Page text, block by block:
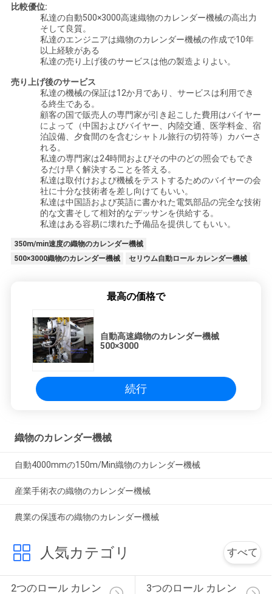
さ
地
PRIVACY
POLICY
比較優位:
私達の自動500×3000高速織物のカレンダー機械の高出力
そして良質。
私達のエンジニアは織物のカレンダー機械の作成で10年
以上経験がある
私達の売り上げ後のサービスは他の製造よりよい。
売り上げ後のサービス
私達の機械の保証は12か月であり、サービスは利用でき
る終生である。
顧客の国で販売人の専門家が引き起こした費用はバイヤー
によって（中国およびバイヤー、内陸交通、医学料金、宿
泊設備、夕食間のを含むシャトル旅行の切符等）カバーさ
れる。
私達の専門家は24時間およびその中のどの照会でもでき
るだけ早く解決することを答える。
私達は取付けおよび機械をテストするためのバイヤーの会
社に十分な技術者を差し向けてもいい。
私達は中国語および英語に書かれた電気部品の完全な技術
的な文書そして相対的なデッサンを供給する。
私達はある容易に壊れた予備品を提供してもいい。
350m/min速度の織物のカレンダー機械
500×3000織物のカレンダー機械
セリウム自動ロール カレンダー機械
最高の価格で
自動高速織物のカレンダー機械
500×3000
続行
織物のカレンダー機械
自動4000mmの150m/Min織物のカレンダー機械
産業手術衣の織物のカレンダー機械
農業の保護布の織物のカレンダー機械
人気カテゴリ すべて
2つのロール カレン 3つのロール カレン